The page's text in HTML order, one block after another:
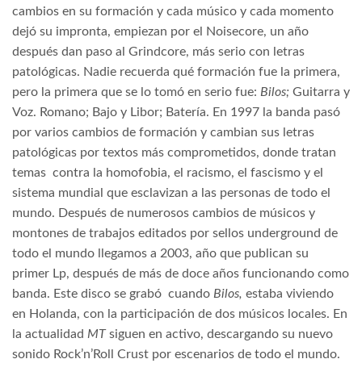
cambios en su formación y cada músico y cada momento
dejó su impronta, empiezan por el Noisecore, un año
después dan paso al Grindcore, más serio con letras
patológicas. Nadie recuerda qué formación fue la primera,
pero la primera que se lo tomó en serio fue: Bilos; Guitarra y
Voz. Romano; Bajo y Libor; Batería. En 1997 la banda pasó
por varios cambios de formación y cambian sus letras
patológicas por textos más comprometidos, donde tratan
temas contra la homofobia, el racismo, el fascismo y el
sistema mundial que esclavizan a las personas de todo el
mundo. Después de numerosos cambios de músicos y
montones de trabajos editados por sellos underground de
todo el mundo llegamos a 2003, año que publican su
primer Lp, después de más de doce años funcionando como
banda. Este disco se grabó cuando Bilos, estaba viviendo
en Holanda, con la participación de dos músicos locales. En
la actualidad MTsiguen en activo, descargando su nuevo
sonido Rock’n’Roll Crust por escenarios de todo el mundo.